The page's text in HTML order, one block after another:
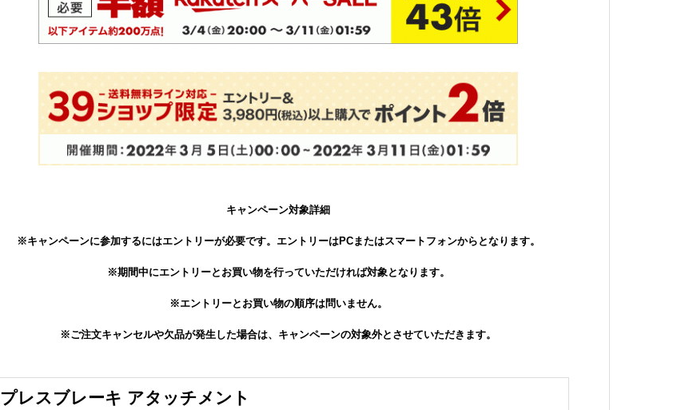
キャンペーン対象詳細
※キャンペーンに参加するにはエントリーが必要です。エントリーはPCまたはスマートフォンからとなります。
※期間中にエントリーとお買い物を行っていただければ対象となります。
※エントリーとお買い物の順序は問いません。
※ご注文キャンセルや欠品が発生した場合は、キャンペーンの対象外とさせていただきます。
プレスブレーキ アタッチメント